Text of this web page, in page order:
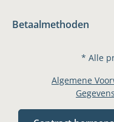
Betaalmethoden
* Alle
Algemene